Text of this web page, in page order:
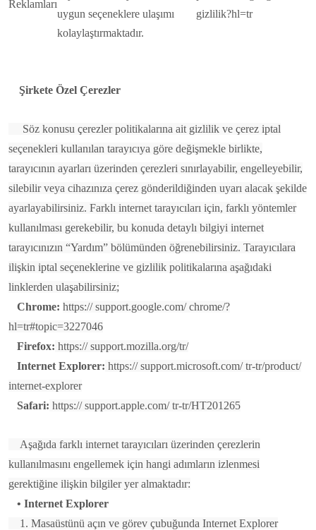
Reklamları
uygun seçeneklere ulaşımı
kolaylaştırmaktadır.
gizlilik?hl=tr
Şirkete Özel Çerezler
Söz konusu çerezler politikalarına ait gizlilik ve çerez iptal
seçenekleri kullanılan tarayıcıya göre değişmekle birlikte,
tarayıcının ayarları üzerinden çerezleri sınırlayabilir, engelleyebilir,
silebilir veya cihazınıza çerez gönderildiğinden uyarı alacak şekilde
ayarlayabilirsiniz. Farklı internet tarayıcıları için, farklı yöntemler
kullanılması gerekebilir, bu konuda detaylı bilgiyi internet
tarayıcınızın “Yardım” bölümünden öğrenebilirsiniz. Tarayıcılara
ilişkin iptal seçeneklerine ve gizlilik politikalarına aşağıdaki
linklerden ulaşabilirsiniz;
Chrome: https:// support.google.com/ chrome/?
hl=tr#topic=3227046
Firefox: https:// support.mozilla.org/tr/
Internet Explorer: https:// support.microsoft.com/ tr-tr/product/
internet-explorer
Safari: https:// support.apple.com/ tr-tr/HT201265
Aşağıda farklı internet tarayıcıları üzerinden çerezlerin
kullanılmasını engellemek için hangi adımların izlenmesi
gerektiğine ilişkin bilgiler yer almaktadır:
• Internet Explorer
1. Masaüstünü açın ve görev çubuğunda Internet Explorer